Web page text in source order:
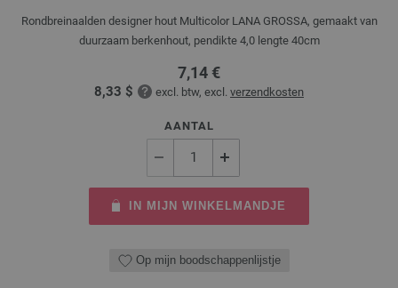
Rondbreinaalden designer hout Multicolor LANA GROSSA, gemaakt van
duurzaam berkenhout, pendikte 4,0 lengte 40cm
7,14 €
8,33 $ excl. btw, excl. verzendkosten
AANTAL
IN MIJN WINKELMANDJE
Op mijn boodschappenlijstje